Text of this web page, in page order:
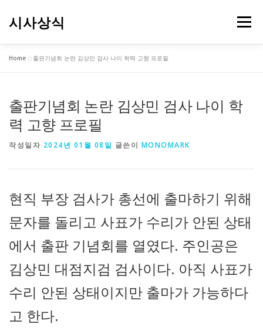
시사상식 메뉴
Home »출판기념회 논란 김상민 검사 나이 학력 고향 프로필
출판기념회 논란 김상민 검사 나이 학
력 고향 프로필
작성일자 2024년 01월 08일 글쓴이 MONOMARK
현직 부장 검사가 총선에 출마하기 위해
문자를 돌리고 사표가 수리가 안된 상태
에서 출판 기념회를 열였다. 주인공은
김상민 대점지검 검사이다. 아직 사표가
수리 안된 상태이지만 출마가 가능하다
고 한다.